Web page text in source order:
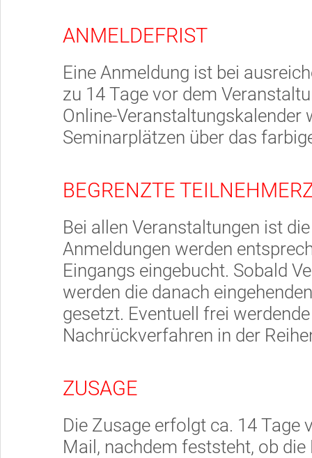
ANMELDEFRIST
Eine Anmeldung ist bei
zu 14 Tage vor dem
Online-Veranstaltungskalender
Seminarplätzen über das
BEGRENZTE
Bei allen Veranstaltungen ist
Anmeldungen werden
Eingangs eingebucht. Sobald
werden die danach
gesetzt. Eventuell frei
Nachrückverfahren in der
ZUSAGE
Die Zusage erfolgt ca. 14 Tage
Mail, nachdem feststeht, ob